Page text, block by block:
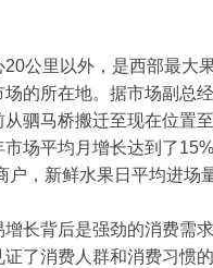
20公里以外，是西部最大
的所在地。据市场副总
驷马桥搬迁至现在位置
场平均月增长达到了
户，新鲜水果日平均进场
长背后是强劲的消费需
了消费人群和消费习惯的